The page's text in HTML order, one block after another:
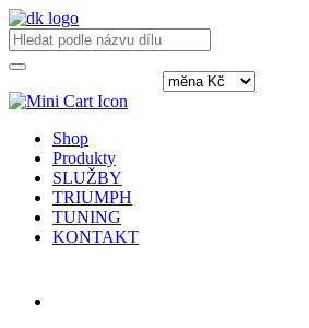
Shop
Produkty
SLUŽBY
TRIUMPH
TUNING
KONTAKT